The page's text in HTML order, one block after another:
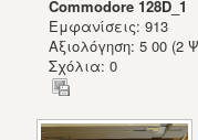
Commodore 128D_1
Εμφανίσεις: 913
Αξιολόγηση: 5 00 (2
Σχόλια: 0